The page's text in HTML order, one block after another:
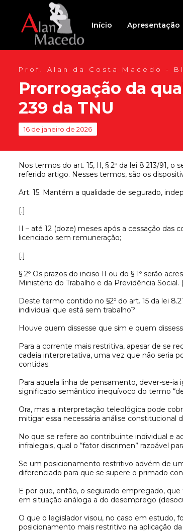
Início Apresentação
Prof. Alan da Costa Macedo -
Prorrogação da
239 da TNU
16 de janeiro de 2026
Nos termos do art. 15, II, § 2º da lei 8.213/91,
referido artigo. Nesses termos, são os
Art. 15. Mantém a qualidade de segurado,
[.]
II – até 12 (doze) meses após a cessação
licenciado sem remuneração;
[.]
§ 2º Os prazos do inciso II ou do § 1º serão
Ministério do Trabalho e da Previdência Social.
Deste termo contido no §2º do art. 15 da lei
individual que está sem trabalho?
Houve quem dissesse que sim e quem
Para a corrente mais restritiva, apesar de se
cadeia interpretativa, uma vez que não seria
contidas.
Para aquela linha de pensamento, dever-se-
significado semântico inequívoco do termo
Ora, mas a interpretação teleológica pode
mitigar essa necessária análise constitucional
No que se refere ao contribuinte individual e
infralegais, qual o “fator discrimen” razoável
Se um posicionamento restritivo advém de
diferenciado para que se supere o primado
E por que, então, o segurado empregado,
em situação análoga a do desemprego
O que o legislador visou, no caso em estudo,
posicionamento mais restritivo na aplicação